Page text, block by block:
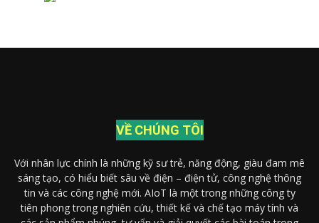
VỀ CHÚNG TÔI
Với nhân lực chính là những kỹ sư trẻ, năng động, giàu đam mê
sáng tạo, có hiểu biết sâu về điện – điện tử, công nghệ thông
tin và các công nghệ mới. AIoT là một trong những công ty
tiên phong trong nghiên cứu, thiết kế và chế tạo máy tính và